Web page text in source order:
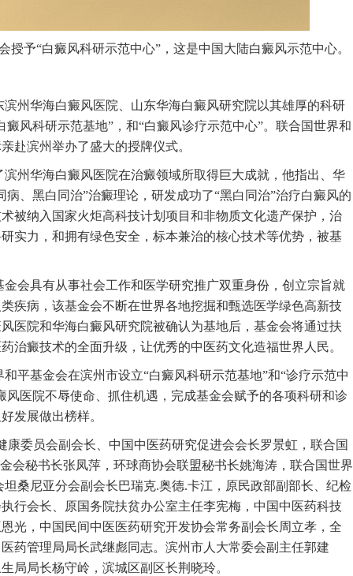
予“白癜风科研示范中心”，这是中国大陆白癜风示范中心。
州华海白癜风医院、山东华海白癜风研究院以其雄厚的科研
风科研示范基地”，和“白癜风诊疗示范中心”。联合国世界和
赴滨州举办了盛大的授牌仪式。
州华海白癜风医院在治癜领域所取得巨大成就，他指出、华
、黑白同治”治癜理论，研发成功了“黑白同治”治疗白癜风的
被纳入国家火炬高科技计划项目和非物质文化遗产保护，治
实力，和拥有绿色安全，标本兼治的核心技术等优势，被基
会具有从事社会工作和医学研究推广双重身份，创立宗旨就
疾病，该基金会不断在世界各地挖掘和甄选医学绿色高新技
医院和华海白癜风研究院被确认为基地后，基金会将通过扶
治癜技术的全面升级，让优秀的中医药文化造福世界人民。
平基金会在滨州市设立“白癜风科研示范基地”和“诊疗示范中
医院不辱使命、抓住机遇，完成基金会赋予的各项科研和诊
发展做出榜样。
委员会副会长、中国中医药研究促进会会长罗景虹，联合国
会秘书长张凤萍，环球商协会联盟秘书长姚海涛，联合国世界
桑尼亚分会副会长巴瑞克.奥德.卡江，原民政部副部长、纪检
行会长、原国务院扶贫办公室主任李宪梅，中国中医药科技
光，中国民间中医医药研究开发协会常务副会长周立孝，全
药管理局局长武继彪同志。滨州市人大常委会副主任郭建
局局长杨守岭，滨城区副区长荆晓玲。